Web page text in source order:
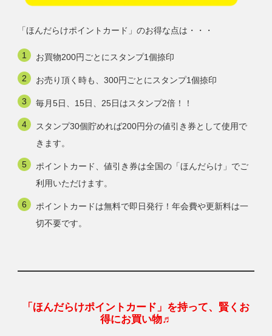
「ほんだらけポイントカード」のお得な点は・・・
お買物200円ごとにスタンプ1個捺印
お売り頂く時も、300円ごとにスタンプ1個捺印
毎月5日、15日、25日はスタンプ2倍！！
スタンプ30個貯めれば200円分の値引き券として使用で
きます。
ポイントカード、値引き券は全国の「ほんだらけ」でご
利用いただけます。
ポイントカードは無料で即日発行！年会費や更新料は一
切不要です。
「ほんだらけポイントカード」を持って、賢くお
得にお買い物♬